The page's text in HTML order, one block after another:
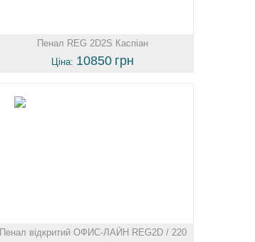
Пенал REG 2D2S Каспіан
Ціна: 10850 грн
Пенал відкритий ОФИС-ЛАЙН REG2D / 220